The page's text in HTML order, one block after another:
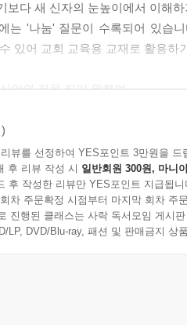
보다 새 신자의 눈높이에서 이해
는 '나눔' 질문이 수록되어 있습
있어 교회 교육용 교재로 활용하
앙의 집을 짓기 위하여
자 기독교 메시지의 근본인 이 세
문의 정신으로 기도하며, 십계
떼는 분들에게는 든든한 안내서
여러분의 신앙 여정에 은혜와 평
용
뷰를 선정하여 YES포인트 3만원을 드
후 리뷰 작성 시 일반회원 300원, 마니
후 작성한 리뷰만 YES포인트 지급됩니
차 주문확정 시점부터 마지막 회차 주
진행된 클래스는 사락 독서모임 게시
LP, DVD/Blu-ray, 패션 및 판매금지 상